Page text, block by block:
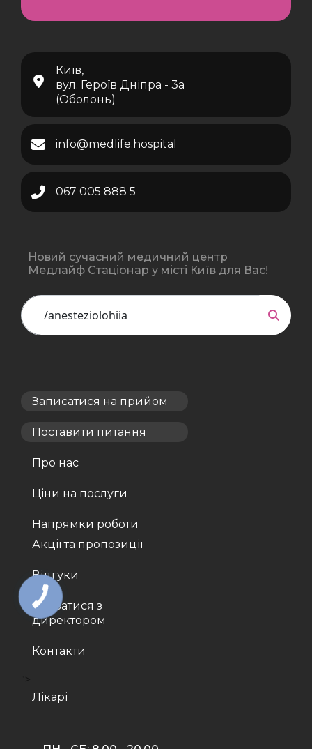
Київ,
вул. Героїв Дніпра - 3а
(Оболонь)
info@medlife.hospital
067 005 888 5
Новий сучасний медичний центр
Медлайф Стаціонар у місті Київ для Вас!
Записатися на прийом
Поставити питання
Про нас
Ціни на послуги
Напрямки роботи
Акції та пропозиції
Відгуки
Звʼязатися з
директором
Контакти
Лікарі